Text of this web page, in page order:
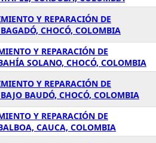
Y REPARACIÓN DE
CHOCÓ, COLOMBIA
Y REPARACIÓN DE
SOLANO, CHOCÓ, COLOMBIA
Y REPARACIÓN DE
BAUDÓ, CHOCÓ, COLOMBIA
Y REPARACIÓN DE
CAUCA, COLOMBIA